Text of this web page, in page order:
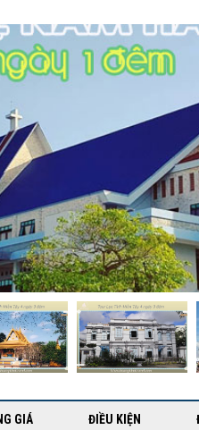
GIÁ ĐIỀU KIỆN